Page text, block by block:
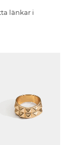
länkar i